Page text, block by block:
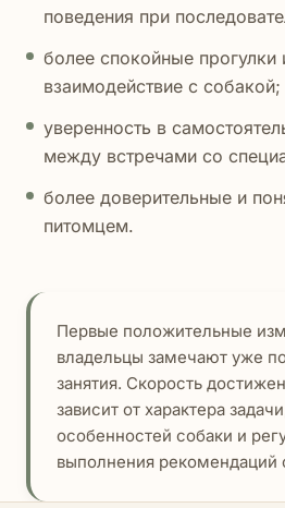
поведения при
более спокойные
взаимодействие с собакой;
уверенность в
между встречами со
более доверительные и
питомцем.
Первые положительные
владельцы замечают уже
занятия. Скорость
зависит от характера
особенностей собаки и
выполнения рекомендаций